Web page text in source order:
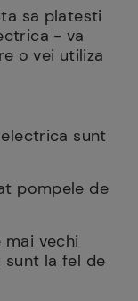
sa platesti
- va
o vei utiliza
sunt
pompele de
vechi
sunt la fel de